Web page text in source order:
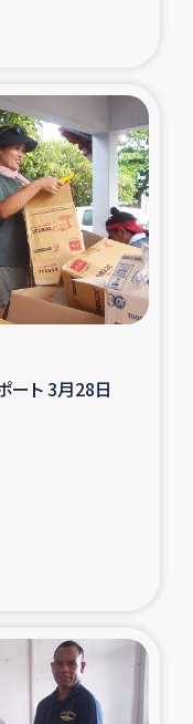
支援
援
ヒー畑改善事業
災者支援
オ）事業
ート 3月28日